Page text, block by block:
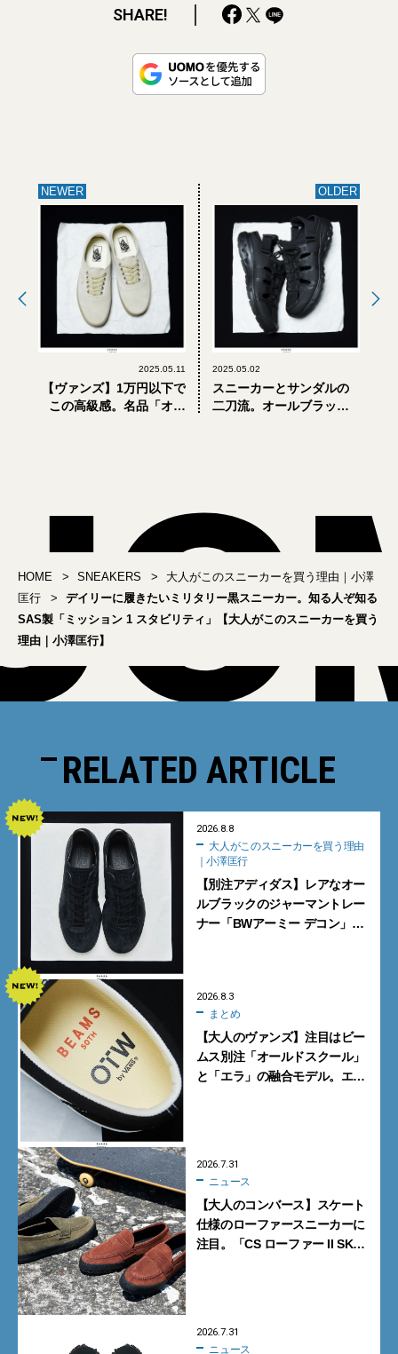
SHARE!
NEWER
2025.05.11
【ヴァンズ】1万円以下で
この高級感。名品「オー
OLDER
2025.05.02
スニーカーとサンダルの
二刀流。オールブラック
HOME SNEAKERS
大人がこのスニーカーを買う理由｜小澤
匡行
デイリーに履きたいミリタリー黒スニーカー。知る人ぞ知る
SAS製「ミッション 1 スタビリティ」【大人がこのスニーカーを買う
理由｜小澤匡行】
RELATED ARTICLE
2026.8.8
｜小澤匡行
【別注アディダス】レアなオー
ルブラックのジャーマントレー
ナー「BWアーミー デコン」
2026.8.3
まとめ
【大人のヴァンズ】注目はビー
ムス別注「オールドスクール」
と「エラ」の融合モデル。エ
2026.7.31
ニュース
【大人のコンバース】スケート
仕様のローファースニーカーに
注目。「CS ローファー II SK」
2026.7.31
ニュース